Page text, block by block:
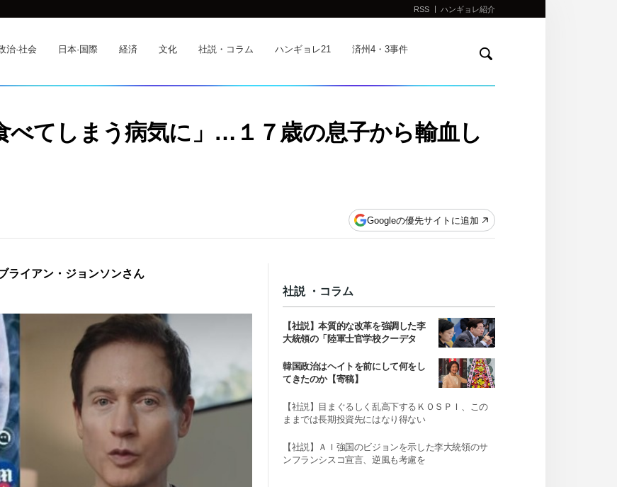
治·社会 日本·国際 経済 文化 社説・コラム ハンギョレ21 済州4・3事件
検
RSS ハンギョレ紹介
べてしまう病気に」…１７歳の息子から輸血し
Googleの優先サイトに追加
ライアン・ジョンソンさん
社説 ・コラム
【社説】本質的な改革を強調した李
大統領の「陸軍士官学校クーデタ
韓国政治はヘイトを前にして何をし
てきたのか【寄稿】
【社説】目まぐるしく乱高下するＫＯＳＰＩ、この
ままでは長期投資先にはなり得ない
【社説】ＡＩ強国のビジョンを示した李大統領のサ
ンフランシスコ宣言、逆風も考慮を